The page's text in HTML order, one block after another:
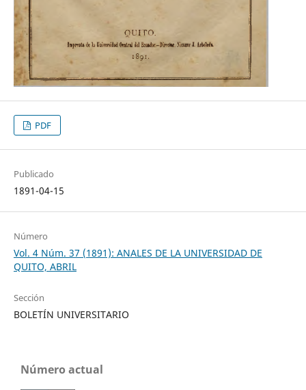
PDF
Publicado
1891-04-15
Número
Vol. 4 Núm. 37 (1891): ANALES DE LA UNIVERSIDAD DE
QUITO, ABRIL
Sección
BOLETÍN UNIVERSITARIO
Número actual